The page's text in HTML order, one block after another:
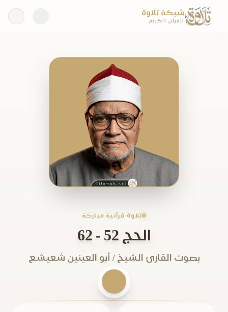
شبكة تلاوة
للقرآن الكريم
تلاوة قرآنية مباركة
الحج 52 - 62
بصوت القارئ الشيخ / أبو العينين شعيشع